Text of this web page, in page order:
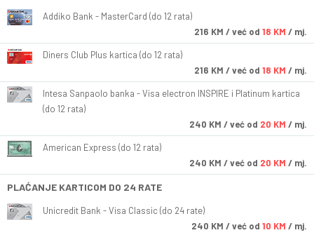
Addiko Bank - MasterCard (do 12 rata)
216 KM / već od 18 KM / mj.
Diners Club Plus kartica (do 12 rata)
216 KM / već od 18 KM / mj.
Intesa Sanpaolo banka - Visa electron INSPIRE i Platinum kartica
(do 12 rata)
240 KM / već od 20 KM / mj.
American Express (do 12 rata)
240 KM / već od 20 KM / mj.
PLAĆANJE KARTICOM DO 24 RATE
Unicredit Bank - Visa Classic (do 24 rate)
240 KM / već od 10 KM / mj.